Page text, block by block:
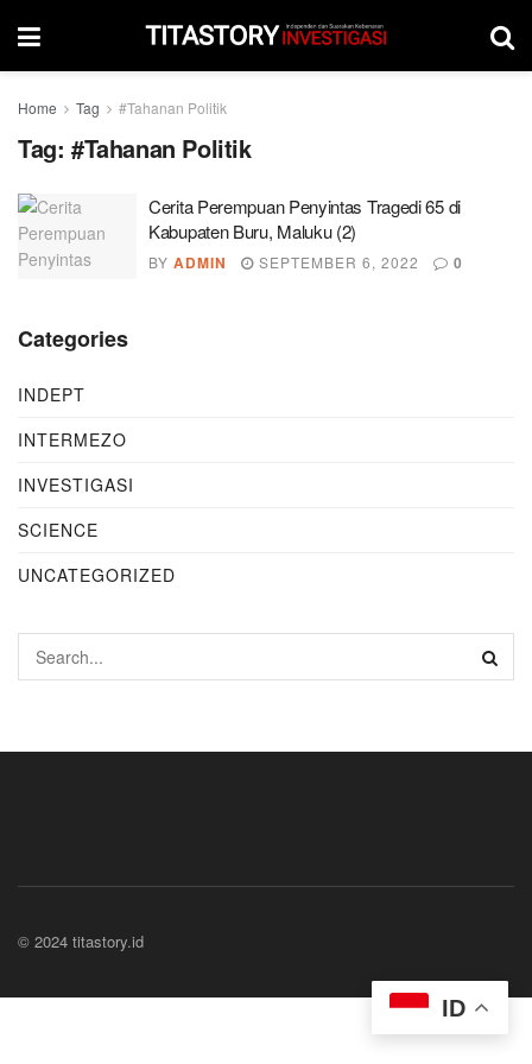
Home Tag #Tahanan Politik
Tag: #Tahanan Politik
Cerita Perempuan Penyintas Tragedi 65 di
Kabupaten Buru, Maluku (2)
BY ADMIN SEPTEMBER 6, 2022 0
Categories
INDEPT
INTERMEZO
INVESTIGASI
SCIENCE
UNCATEGORIZED
© 2024 titastory.id
ID